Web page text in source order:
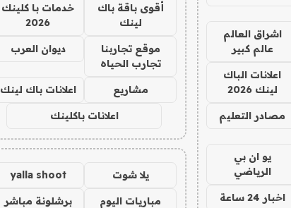
اشراق العالم
عالم كبير
اعلانات الباك
لينك 2026
مصادر التعليم
يو ان بي
الرياضي
اخبار 24 ساعة
أقوى باقة باك
لينك
خدمات با كلينك
2026
موقع تجاربنا
تجارب الحياه
ديوان العرب
مشاريع اعلانات باك لينك
اعلانات باكلينك
يلا شوت yalla shoot
مباريات اليوم
برشلونة مباشر